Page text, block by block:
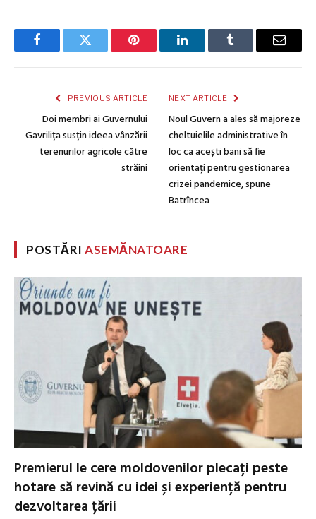
FacebookTwitter Pinterest LinkedInTumblr Email
PREVIOUS ARTICLE
Doi membri ai Guvernului
Gavrilița susțin ideea vânzării
terenurilor agricole către
străini
NEXT ARTICLE
Noul Guvern a ales să majoreze
cheltuielile administrative în
loc ca acești bani să fie
orientați pentru gestionarea
crizei pandemice, spune
Batrîncea
POSTĂRIASEMĂNATOARE
Premierul le cere moldovenilor plecați peste
hotare să revină cu idei și experiență pentru
dezvoltarea țării